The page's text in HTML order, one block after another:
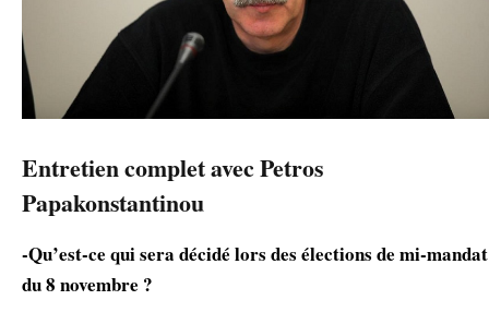
Entretien complet avec Petros
Papakonstantinou
-Qu’est-ce qui sera décidé lors des élections de mi-mandat
du 8 novembre ?